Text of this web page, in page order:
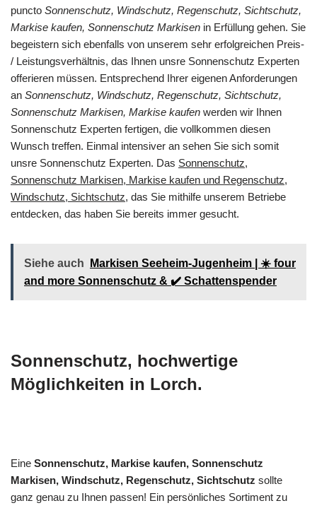
puncto Sonnenschutz, Windschutz, Regenschutz, Sichtschutz,
Markise kaufen, Sonnenschutz Markisen in Erfüllung gehen. Sie
begeistern sich ebenfalls von unserem sehr erfolgreichen Preis-
/ Leistungsverhältnis, das Ihnen unsre Sonnenschutz Experten
offerieren müssen. Entsprechend Ihrer eigenen Anforderungen
an Sonnenschutz, Windschutz, Regenschutz, Sichtschutz,
Sonnenschutz Markisen, Markise kaufen werden wir Ihnen
Sonnenschutz Experten fertigen, die vollkommen diesen
Wunsch treffen. Einmal intensiver an sehen Sie sich somit
unsre Sonnenschutz Experten. Das Sonnenschutz,
Sonnenschutz Markisen, Markise kaufen und Regenschutz,
Windschutz, Sichtschutz, das Sie mithilfe unserem Betriebe
entdecken, das haben Sie bereits immer gesucht.
Siehe auch
Markisen Seeheim-Jugenheim | ☀️ four
and more Sonnenschutz & ✔️ Schattenspender
Sonnenschutz, hochwertige
Möglichkeiten in Lorch.
Eine Sonnenschutz, Markise kaufen, Sonnenschutz
Markisen, Windschutz, Regenschutz, Sichtschutz sollte
ganz genau zu Ihnen passen! Ein persönliches Sortiment zu